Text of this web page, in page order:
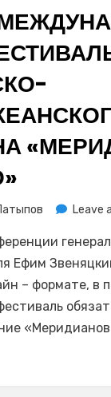
Leave
Ефим
– формате, в